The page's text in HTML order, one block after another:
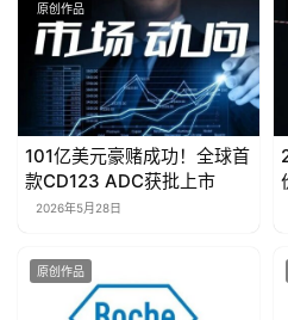
原创作品
101亿美元豪赌成功！全球首
款CD123 ADC获批上市
2026年5月28日
原创作品